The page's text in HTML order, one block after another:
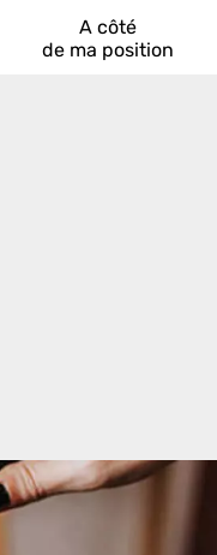
A côté
de ma position